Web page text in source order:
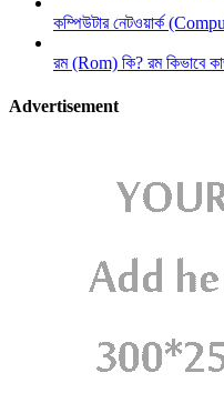
কম্পিউটার নেটওয়ার্ক
রম (Rom) কি? রম কিভাবে
Advertisement